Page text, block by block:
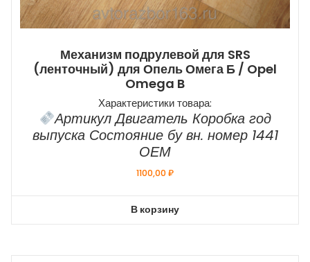
Механизм подрулевой для SRS
(ленточный) для Опель Омега Б / Opel
Omega B
Характеристики товара:
Артикул Двигатель Коробка год
выпуска Состояние бу вн. номер 1441
ОЕМ
1100,00₽
В корзину